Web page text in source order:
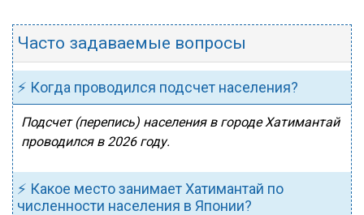
Часто задаваемые вопросы
⚡ Когда проводился подсчет населения?
Подсчет (перепись) населения в городе Хатимантай
проводился в 2026 году.
⚡ Какое место занимает Хатимантай по
численности населения в Японии?